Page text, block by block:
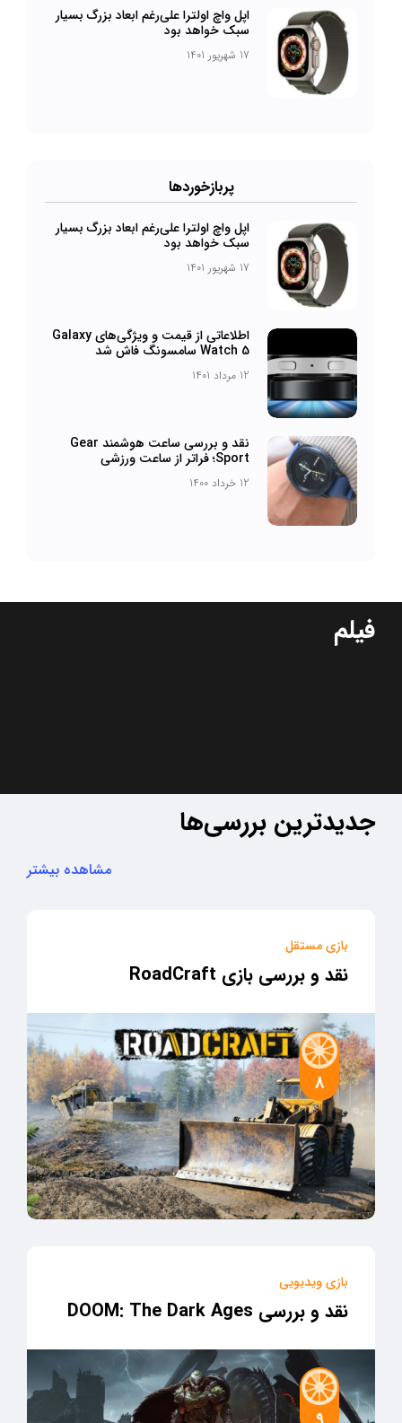
اپل واچ اولترا علی‌رغم ابعاد بزرگ بسیار
سبک خواهد بود
17 شهریور 1401
پربازخورد‌ها
اپل واچ اولترا علی‌رغم ابعاد بزرگ بسیار
سبک خواهد بود
17 شهریور 1401
اطلاعاتی از قیمت و ویژگی‌های Galaxy
Watch 5 سامسونگ فاش شد
12 مرداد 1401
نقد و بررسی ساعت هوشمند Gear
Sport؛ فراتر از ساعت ورزشی
12 خرداد 1400
فیلم
جدیدترین بررسی‌ها
مشاهده بیشتر
بازی مستقل
نقد و بررسی بازی RoadCraft
8
بازی ویدیویی
نقد و بررسی DOOM: The Dark Ages